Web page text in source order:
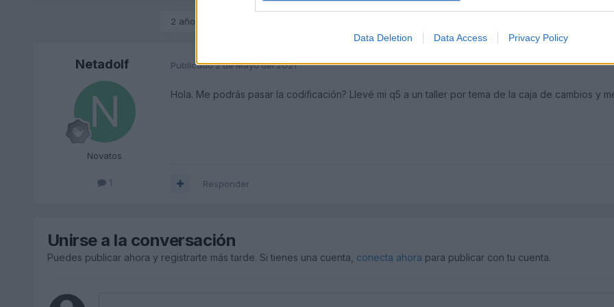
Data Deletion Data Access Privacy Policy
2 años más tarde...
Netadolf
Novatos
1
Publicado2 de Mayo del 2021
Hola. Me podrás pasar la codificación? Llevé mi q5 a un taller por tema de la caja de cambios y
Responder
Unirse a la conversación
Puedes publicar ahora y registrarte más tarde. Si tienes una cuenta, conecta ahora para publicar con tu cuenta.